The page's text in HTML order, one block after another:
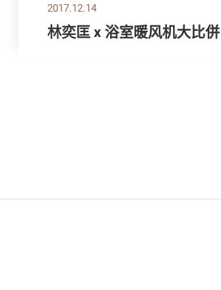
2017.12.14
林奕匡 x 浴室暖风机大比併